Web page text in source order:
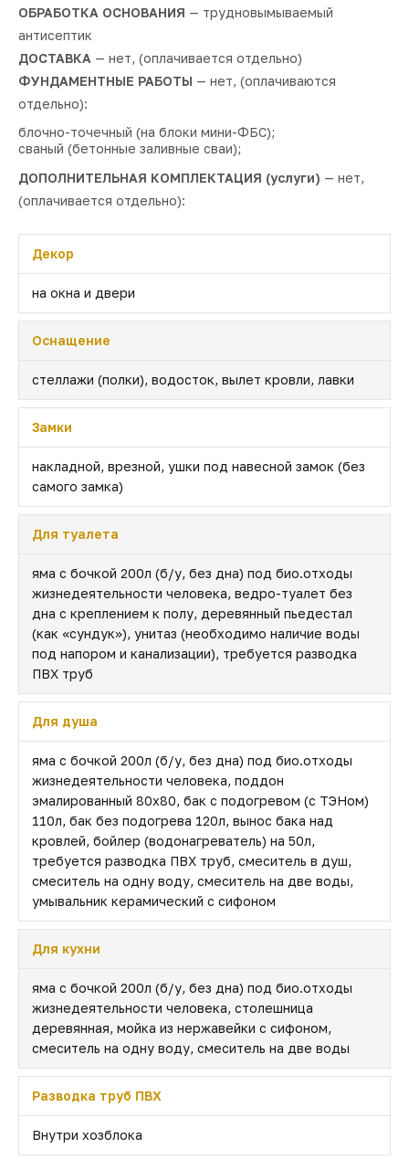
ОБРАБОТКА ОСНОВАНИЯ — трудновымываемый
антисептик
ДОСТАВКА — нет, (оплачивается отдельно)
ФУНДАМЕНТНЫЕ РАБОТЫ — нет, (оплачиваются
отдельно):
блочно-точечный (на блоки мини-ФБС);
сваный (бетонные заливные сваи);
ДОПОЛНИТЕЛЬНАЯ КОМПЛЕКТАЦИЯ (услуги) — нет,
(оплачивается отдельно):
Декор
на окна и двери
Оснащение
стеллажи (полки), водосток, вылет кровли, лавки
Замки
накладной, врезной, ушки под навесной замок (без
самого замка)
Для туалета
яма с бочкой 200л (б/у, без дна) под био.отходы
жизнедеятельности человека, ведро-туалет без
дна с креплением к полу, деревянный пьедестал
(как «сундук»), унитаз (необходимо наличие воды
под напором и канализации), требуется разводка
ПВХ труб
Для душа
яма с бочкой 200л (б/у, без дна) под био.отходы
жизнедеятельности человека, поддон
эмалированный 80х80, бак с подогревом (с ТЭНом)
110л, бак без подогрева 120л, вынос бака над
кровлей, бойлер (водонагреватель) на 50л,
требуется разводка ПВХ труб, смеситель в душ,
смеситель на одну воду, смеситель на две воды,
умывальник керамический с сифоном
Для кухни
яма с бочкой 200л (б/у, без дна) под био.отходы
жизнедеятельности человека, столешница
деревянная, мойка из нержавейки с сифоном,
смеситель на одну воду, смеситель на две воды
Разводка труб ПВХ
Внутри хозблока